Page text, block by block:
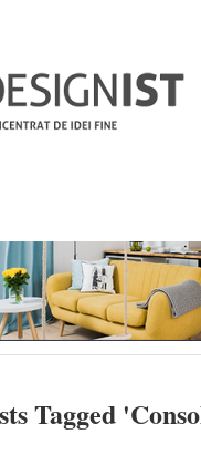
Tagged '